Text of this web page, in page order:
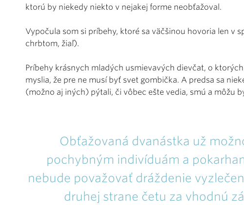
ktorú by niekedy niekto v nejakej forme neobťažoval.
Vypočula som si príbehy, ktoré sa väčšinou hovoria len v
chrbtom, žiaľ).
Príbehy krásnych mladých usmievavých dievčat, o
myslia, že pre ne musí byť svet gombička. A predsa sa
(možno aj iných) pýtali, či vôbec ešte vedia, smú a môžu
Obťažovaná dvanástka už
pochybným indivíduám a
nebude považovať dráždenie
druhej strane četu za vhodnú